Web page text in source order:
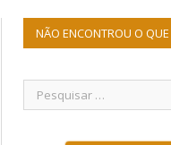
NÃO ENCONTROU O